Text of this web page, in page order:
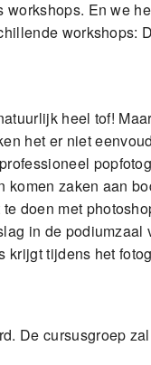
En we
workshops:
heel tof!
het er niet
komen zaken aan
doen met
in de podiumzaal
krijgt tijdens het
De cursusgroep